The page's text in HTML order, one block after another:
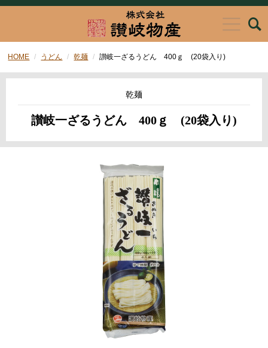
HOME うどん 乾麺 讃岐一ざるうどん 400ｇ (20袋入り)
乾麺
讃岐一ざるうどん 400ｇ (20袋入り)